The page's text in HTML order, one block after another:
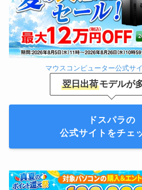
マウスコンピューター公式サ
翌日出荷モデルが
ドスパラの
公式サイトをチェ